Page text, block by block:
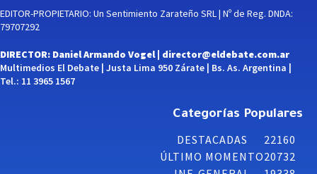
EDITOR-PROPIETARIO: Un Sentimiento Zarateño SRL | Nº de Reg. DNDA:
79707292
DIRECTOR: Daniel Armando Vogel | director@eldebate.com.ar
Multimedios El Debate | Justa Lima 950 Zárate | Bs. As. Argentina |
Tel.: 11 3965 1567
Categorías Populares
DESTACADAS
22160
ÚLTIMO MOMENTO20732